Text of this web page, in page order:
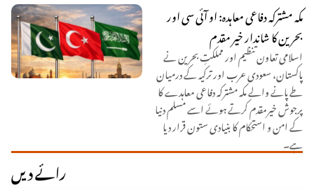
مکہ مشترکہ دفاعی معاہدہ: او آئی سی اور
بحرین کا شاندار خیر مقدم
اسلامی تعاون تنظیم اور مملکتِ بحرین نے
پاکستان، سعودی عرب اور ترکیہ کے درمیان
طے پانے والے مکہ مشترکہ دفاعی معاہدے کا
پرجوش خیرمقدم کرتے ہوئے اسے مسلم دنیا
کے امن و استحکام کا بنیادی ستون قرار دیا
ہے۔
رائے دیں